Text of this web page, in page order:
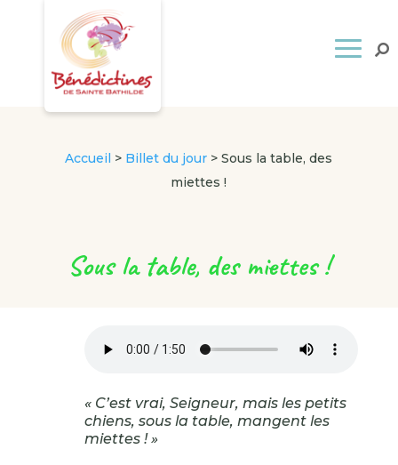
Accueil > Billet du jour >Sous la table, des
miettes !
Sous la table, des miettes !
« C’est vrai, Seigneur, mais les petits
chiens, sous la table, mangent les
miettes ! »